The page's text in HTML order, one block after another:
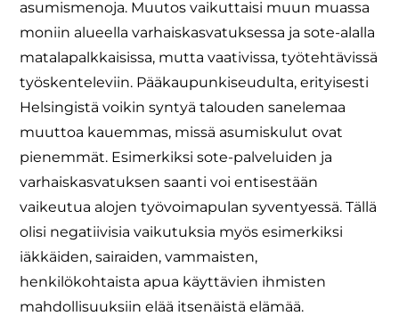
asumismenoja. Muutos vaikuttaisi muun muassa
moniin alueella varhaiskasvatuksessa ja sote-alalla
matalapalkkaisissa, mutta vaativissa, työtehtävissä
työskenteleviin. Pääkaupunkiseudulta, erityisesti
Helsingistä voikin syntyä talouden sanelemaa
muuttoa kauemmas, missä asumiskulut ovat
pienemmät. Esimerkiksi sote-palveluiden ja
varhaiskasvatuksen saanti voi entisestään
vaikeutua alojen työvoimapulan syventyessä. Tällä
olisi negatiivisia vaikutuksia myös esimerkiksi
iäkkäiden, sairaiden, vammaisten,
henkilökohtaista apua käyttävien ihmisten
mahdollisuuksiin elää itsenäistä elämää.